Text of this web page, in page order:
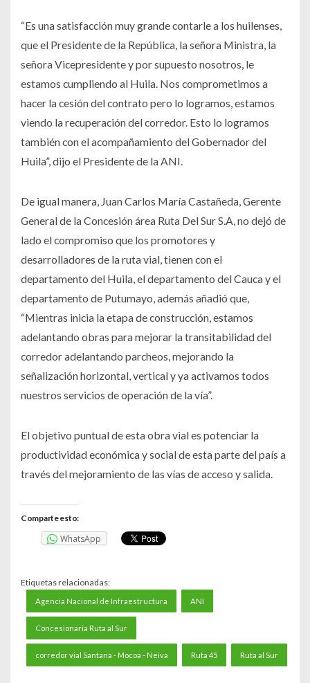
“Es una satisfacción muy grande contarle a los huilenses,
que el Presidente de la República, la señora Ministra, la
señora Vicepresidente y por supuesto nosotros, le
estamos cumpliendo al Huila. Nos comprometimos a
hacer la cesión del contrato pero lo logramos, estamos
viendo la recuperación del corredor. Esto lo logramos
también con el acompañamiento del Gobernador del
Huila”, dijo el Presidente de la ANI.
De igual manera, Juan Carlos María Castañeda, Gerente
General de la Concesión área Ruta Del Sur S.A, no dejó de
lado el compromiso que los promotores y
desarrolladores de la ruta vial, tienen con el
departamento del Huila, el departamento del Cauca y el
departamento de Putumayo, además añadió que,
“Mientras inicia la etapa de construcción, estamos
adelantando obras para mejorar la transitabilidad del
corredor adelantando parcheos, mejorando la
señalización horizontal, vertical y ya activamos todos
nuestros servicios de operación de la vía”.
El objetivo puntual de esta obra vial es potenciar la
productividad económica y social de esta parte del país a
través del mejoramiento de las vías de acceso y salida.
Comparte esto:
WhatsApp
Etiquetas relacionadas:
Agencia Nacional de Infraestructura ANI
Concesionaria Ruta al Sur
corredor vial Santana - Mocoa - Neiva Ruta 45 Ruta al Sur